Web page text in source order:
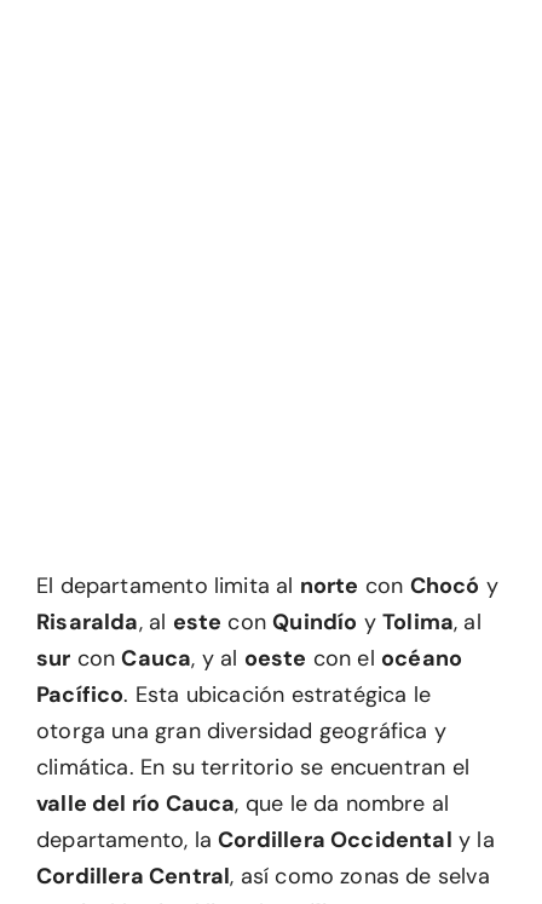
El departamento limita al norte con Chocó y
Risaralda, al este conQuindío y Tolima, al
sur conCauca, y al oeste con el océano
Pacífico. Esta ubicación estratégica le
otorga una gran diversidad geográfica y
climática. En su territorio se encuentran el
valle del río Cauca, que le da nombre al
departamento, laCordillera Occidental y la
Cordillera Central, así como zonas de selva